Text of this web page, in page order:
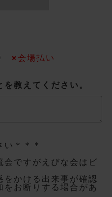
※会場払い
教えてください。
い＊＊＊
会ですがえびな会はビ
をかける出来事が確認
お断りする場合があ